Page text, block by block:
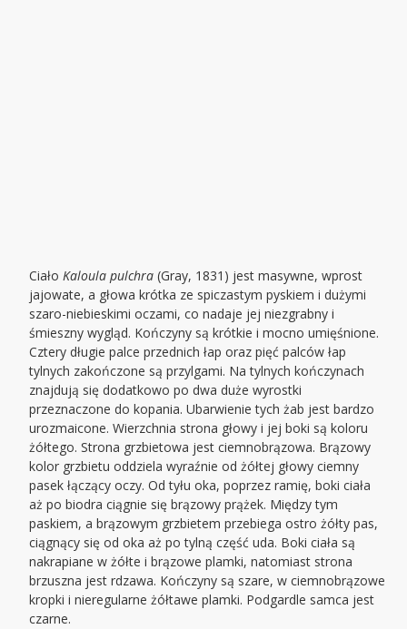
CiałoKaloula pulchra (Gray, 1831) jest masywne, wprost
jajowate, a głowa krótka ze spiczastym pyskiem i dużymi
szaro-niebieskimi oczami, co nadaje jej niezgrabny i
śmieszny wygląd. Kończyny są krótkie i mocno umięśnione.
Cztery długie palce przednich łap oraz pięć palców łap
tylnych zakończone są przylgami. Na tylnych kończynach
znajdują się dodatkowo po dwa duże wyrostki
przeznaczone do kopania. Ubarwienie tych żab jest bardzo
urozmaicone. Wierzchnia strona głowy i jej boki są koloru
żółtego. Strona grzbietowa jest ciemnobrązowa. Brązowy
kolor grzbietu oddziela wyraźnie od żółtej głowy ciemny
pasek łączący oczy. Od tyłu oka, poprzez ramię, boki ciała
aż po biodra ciągnie się brązowy prążek. Między tym
paskiem, a brązowym grzbietem przebiega ostro żółty pas,
ciągnący się od oka aż po tylną część uda. Boki ciała są
nakrapiane w żółte i brązowe plamki, natomiast strona
brzuszna jest rdzawa. Kończyny są szare, w ciemnobrązowe
kropki i nieregularne żółtawe plamki. Podgardle samca jest
czarne.